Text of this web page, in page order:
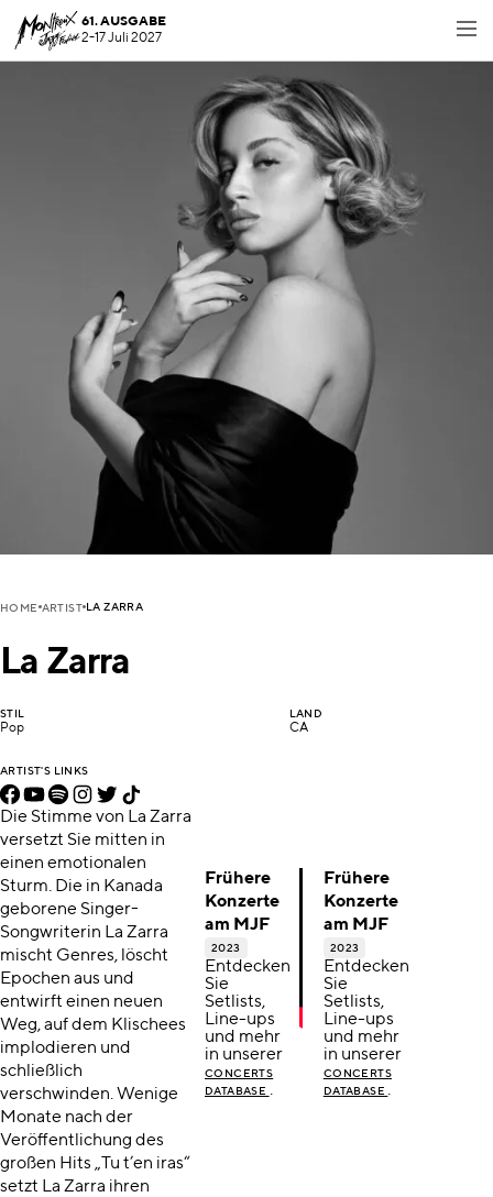
61. AUSGABE
2-17 Juli 2027
HOME ARTIST LA ZARRA
La Zarra
STIL
Pop
LAND
CA
ARTIST'S LINKS
Die Stimme von La Zarra
versetzt Sie mitten in
einen emotionalen
Sturm. Die in Kanada
geborene Singer-
Songwriterin La Zarra
mischt Genres, löscht
Epochen aus und
entwirft einen neuen
Weg, auf dem Klischees
implodieren und
schließlich
verschwinden. Wenige
Monate nach der
Veröffentlichung des
großen Hits „Tu t’en iras“
setzt La Zarra ihren
Frühere
Konzerte
am MJF
2023
Entdecken
Sie
Setlists,
Line-ups
und mehr
in unserer
CONCERTS
DATABASE .
Frühere
Konzerte
am MJF
2023
Entdecken
Sie
Setlists,
Line-ups
und mehr
in unserer
CONCERTS
DATABASE .